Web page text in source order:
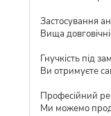
Застосування
Вища
Гнучкість під
Ви отримуєте
Професійний
Ми можемо